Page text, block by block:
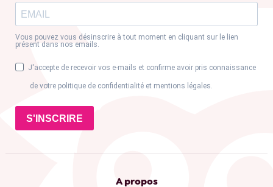
Vous pouvez vous désinscrire à tout moment en cliquant sur le lien
présent dans nos emails.
J'accepte de recevoir vos e-mails et confirme avoir pris connaissance
de votre politique de confidentialité et mentions légales.
S'INSCRIRE
A propos